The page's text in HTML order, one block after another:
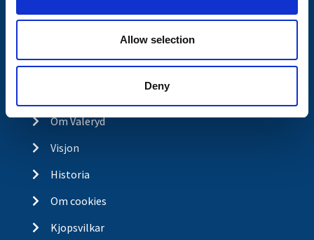
Allow selection
Deny
Spørsmål og svar
Kontakt
Om Valeryd
Visjon
Historia
Om cookies
Kjopsvilkar